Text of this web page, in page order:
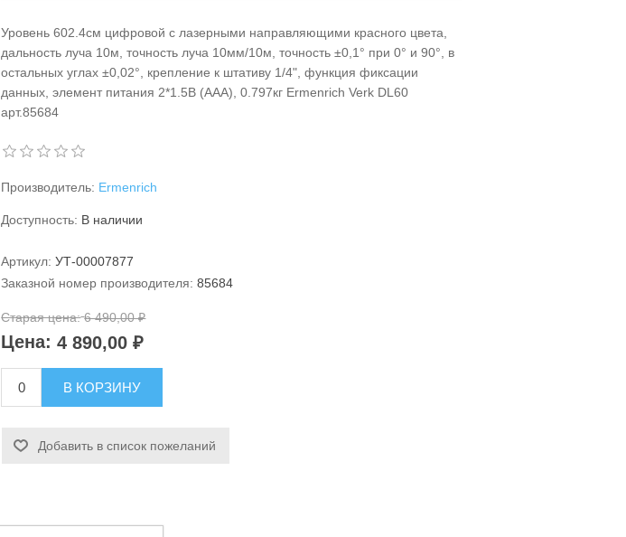
Уровень 602.4см цифровой с лазерными направляющими красного цвета,
дальность луча 10м, точность луча 10мм/10м, точность ±0,1° при 0° и 90°, в
остальных углах ±0,02°, крепление к штативу 1/4", функция фиксации
данных, элемент питания 2*1.5В (ААА), 0.797кг Ermenrich Verk DL60
арт.85684
Производитель: Ermenrich
Доступность: В наличии
Артикул: УТ-00007877
Заказной номер производителя: 85684
Старая цена: 6 490,00 ₽
Цена: 4 890,00 ₽
В КОРЗИНУ
Добавить в список пожеланий